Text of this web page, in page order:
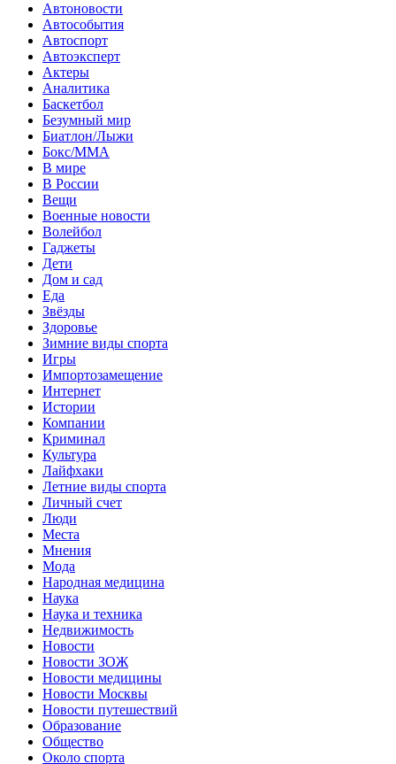
Автоновости
Автособытия
Автоспорт
Автоэксперт
Актеры
Аналитика
Баскетбол
Безумный мир
Биатлон/Лыжи
Бокс/MMA
В мире
В России
Вещи
Военные новости
Волейбол
Гаджеты
Дети
Дом и сад
Еда
Звёзды
Здоровье
Зимние виды спорта
Игры
Импортозамещение
Интернет
Истории
Компании
Криминал
Культура
Лайфхаки
Летние виды спорта
Личный счет
Люди
Места
Мнения
Мода
Народная медицина
Наука
Наука и техника
Недвижимость
Новости
Новости ЗОЖ
Новости медицины
Новости Москвы
Новости путешествий
Образование
Общество
Около спорта